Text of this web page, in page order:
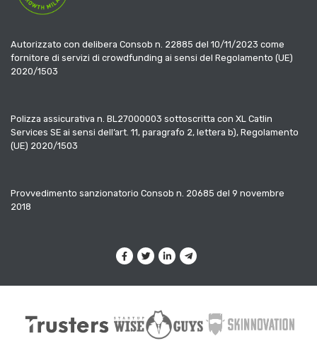
Autorizzato con delibera Consob n. 22885 del 10/11/2023 come
fornitore di servizi di crowdfunding ai sensi del Regolamento (UE)
2020/1503
Polizza assicurativa n. BL27000003 sottoscritta con XL Catlin
Services SE ai sensi dell’art. 11, paragrafo 2, lettera b), Regolamento
(UE) 2020/1503
Provvedimento sanzionatorio Consob n. 20685 del 9 novembre
2018